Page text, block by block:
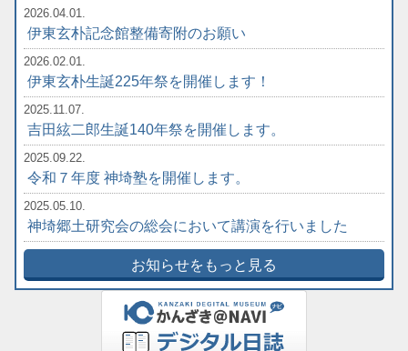
2026.04.01.
伊東玄朴記念館整備寄附のお願い
2026.02.01.
伊東玄朴生誕225年祭を開催します！
2025.11.07.
吉田絃二郎生誕140年祭を開催します。
2025.09.22.
令和７年度 神埼塾を開催します。
2025.05.10.
神埼郷土研究会の総会において講演を行いました
お知らせをもっと見る